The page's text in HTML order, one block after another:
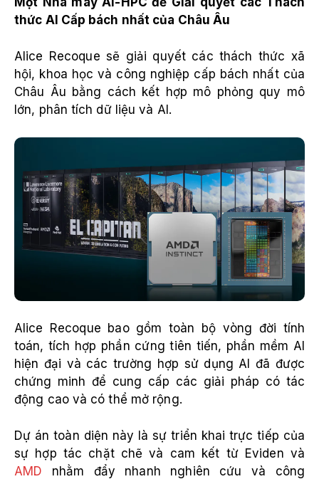
thức AI Cấp bách nhất của Châu Âu
Alice Recoque sẽ giải quyết các thách thức xã
hội, khoa học và công nghiệp cấp bách nhất của
Châu Âu bằng cách kết hợp mô phỏng quy mô
lớn, phân tích dữ liệu và AI.
Alice Recoque bao gồm toàn bộ vòng đời tính
toán, tích hợp phần cứng tiên tiến, phần mềm AI
hiện đại và các trường hợp sử dụng AI đã được
chứng minh để cung cấp các giải pháp có tác
động cao và có thể mở rộng.
Dự án toàn diện này là sự triển khai trực tiếp của
sự hợp tác chặt chẽ và cam kết từ Eviden và
AMD nhằm đẩy nhanh nghiên cứu và công